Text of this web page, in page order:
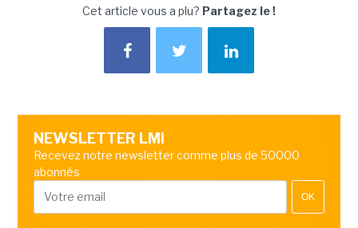
Cet article vous a plu? Partagez le !
NEWSLETTER LMI
Recevez notre newsletter comme plus de 50000
abonnés
OK